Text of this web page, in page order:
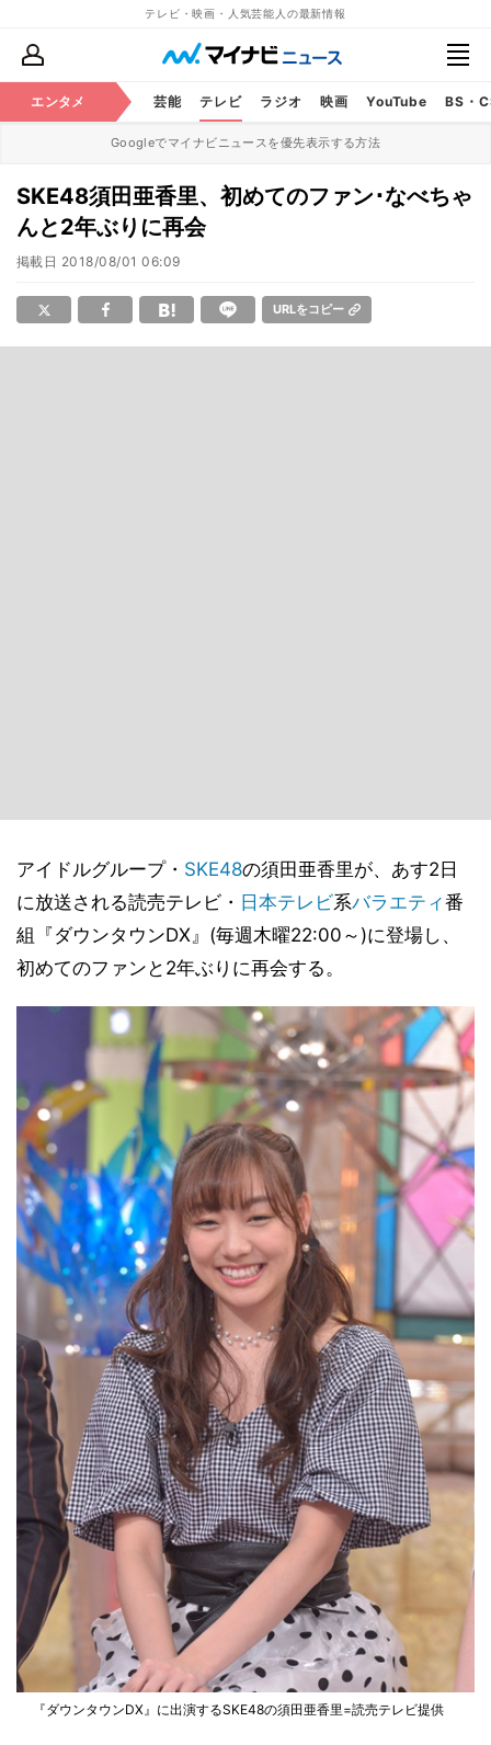
テレビ・映画・人気芸能人の最新情報
エンタメ 芸能 テレビ ラジオ 映画 YouTube BS・
Googleでマイナビニュースを優先表示する方法
SKE48須田亜香里、初めてのファン･なべちゃ
んと2年ぶりに再会
掲載日 2018/08/01 06:09
URLをコピー
アイドルグループ・ SKE48の須田亜香里が、あす2日
に放送される読売テレビ・ 日本テレビ系バラエティ番
組『ダウンタウンDX』(毎週木曜22:00～)に登場し、
初めてのファンと2年ぶりに再会する。
『ダウンタウンDX』に出演するSKE48の須田亜香里=読売テレビ提供